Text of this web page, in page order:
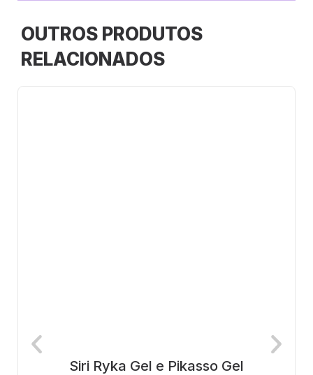
OUTROS PRODUTOS
RELACIONADOS
Siri Ryka Gel e Pikasso Gel